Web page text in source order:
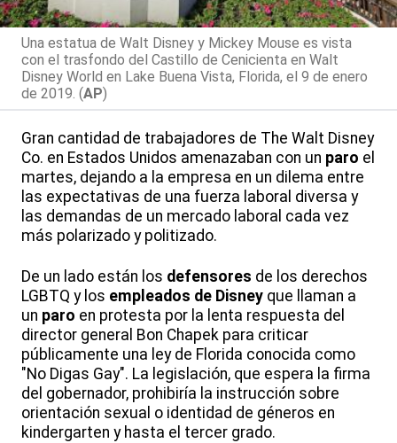
Una estatua de Walt Disney y Mickey Mouse es vista
con el trasfondo del Castillo de Cenicienta en Walt
Disney World en Lake Buena Vista, Florida, el 9 de enero
de 2019. (AP)
Gran cantidad de trabajadores de The Walt Disney
Co. en Estados Unidos amenazaban con un paro el
martes, dejando a la empresa en un dilema entre
las expectativas de una fuerza laboral diversa y
las demandas de un mercado laboral cada vez
más polarizado y politizado.
De un lado están los defensores de los derechos
LGBTQ y los empleados de Disney que llaman a
un paro en protesta por la lenta respuesta del
director general Bon Chapek para criticar
públicamente una ley de Florida conocida como
"No Digas Gay". La legislación, que espera la firma
del gobernador, prohibiría la instrucción sobre
orientación sexual o identidad de géneros en
kindergarten y hasta el tercer grado.